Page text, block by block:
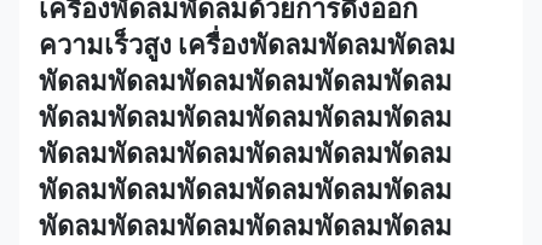
เครื่องพัดลมพัดลมด้วยการดึงออก
ความเร็วสูง เครื่องพัดลมพัดลมพัดลม
พัดลมพัดลมพัดลมพัดลมพัดลมพัดลม
พัดลมพัดลมพัดลมพัดลมพัดลมพัดลม
พัดลมพัดลมพัดลมพัดลมพัดลมพัดลม
พัดลมพัดลมพัดลมพัดลมพัดลมพัดลม
พัดลมพัดลมพัดลมพัดลมพัดลมพัดลม